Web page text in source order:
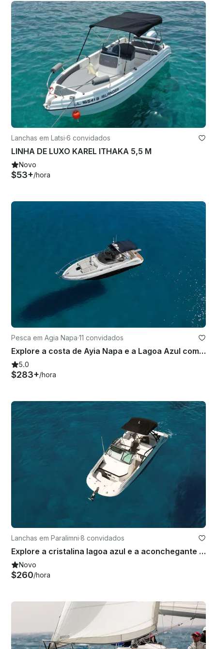
Lanchas em Latsi·6 convidados
LINHA DE LUXO KAREL ITHAKA 5,5 M
Novo
$53+/hora
Pesca em Agia Napa·11 convidados
Explore a costa de Ayia Napa e a Lagoa Azul com o Sea Ray 375
5.0
$283+/hora
Lanchas em Paralimni·8 convidados
Explore a cristalina lagoa azul e a aconchegante baía de Konnos | Sea Ray 250 SDX Boat
Novo
$260/hora